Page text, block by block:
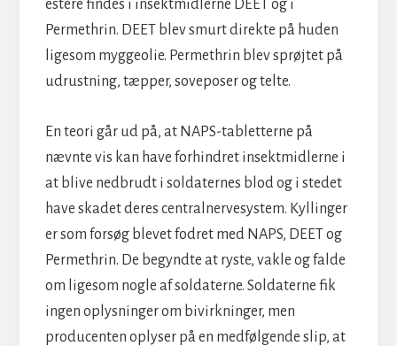
estere findes i insektmidlerne DEET og i
Permethrin. DEET blev smurt direkte på huden
ligesom myggeolie. Permethrin blev sprøjtet på
udrustning, tæpper, soveposer og telte.
En teori går ud på, at NAPS-tabletterne på
nævnte vis kan have forhindret insektmidlerne i
at blive nedbrudt i soldaternes blod og i stedet
have skadet deres centralnervesystem. Kyllinger
er som forsøg blevet fodret med NAPS, DEET og
Permethrin. De begyndte at ryste, vakle og falde
om ligesom nogle af soldaterne. Soldaterne fik
ingen oplysninger om bivirkninger, men
producenten oplyser på en medfølgende slip, at